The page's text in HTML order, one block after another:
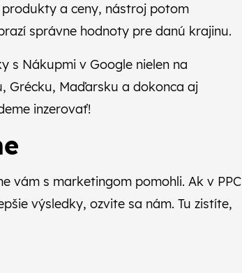
a ceny, nástroj potom
správne hodnoty pre danú krajinu.
s Nákupmi v Google nielen na
Grécku, Maďarsku a dokonca aj
inzerovať!
vám s marketingom pomohli. Ak v PPC
výsledky, ozvite sa nám. Tu zistíte,